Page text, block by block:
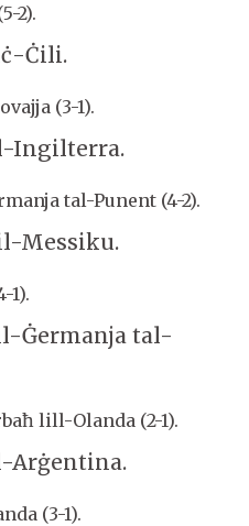
2).
Ċili.
(3-1).
Ingilterra.
tal-Punent (4-2).
Messiku.
1).
Ġermanja tal-
lill-Olanda (2-1).
Arġentina.
(3-1).